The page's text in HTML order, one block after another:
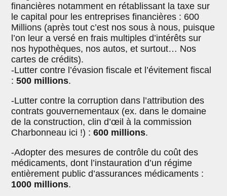
financières notamment en rétablissant la taxe sur
le capital pour les entreprises financières : 600
Millions (après tout c’est nos sous à nous, puisque
l’on leur a versé en frais multiples d’intérêts sur
nos hypothèques, nos autos, et surtout… Nos
cartes de crédits).
-Lutter contre l’évasion fiscale et l’évitement fiscal
:500 millions.
-Lutter contre la corruption dans l’attribution des
contrats gouvernementaux (ex. dans le domaine
de la construction, clin d’œil à la commission
Charbonneau ici !) :600 millions.
-Adopter des mesures de contrôle du coût des
médicaments, dont l’instauration d’un régime
entièrement public d’assurances médicaments :
1000 millions.